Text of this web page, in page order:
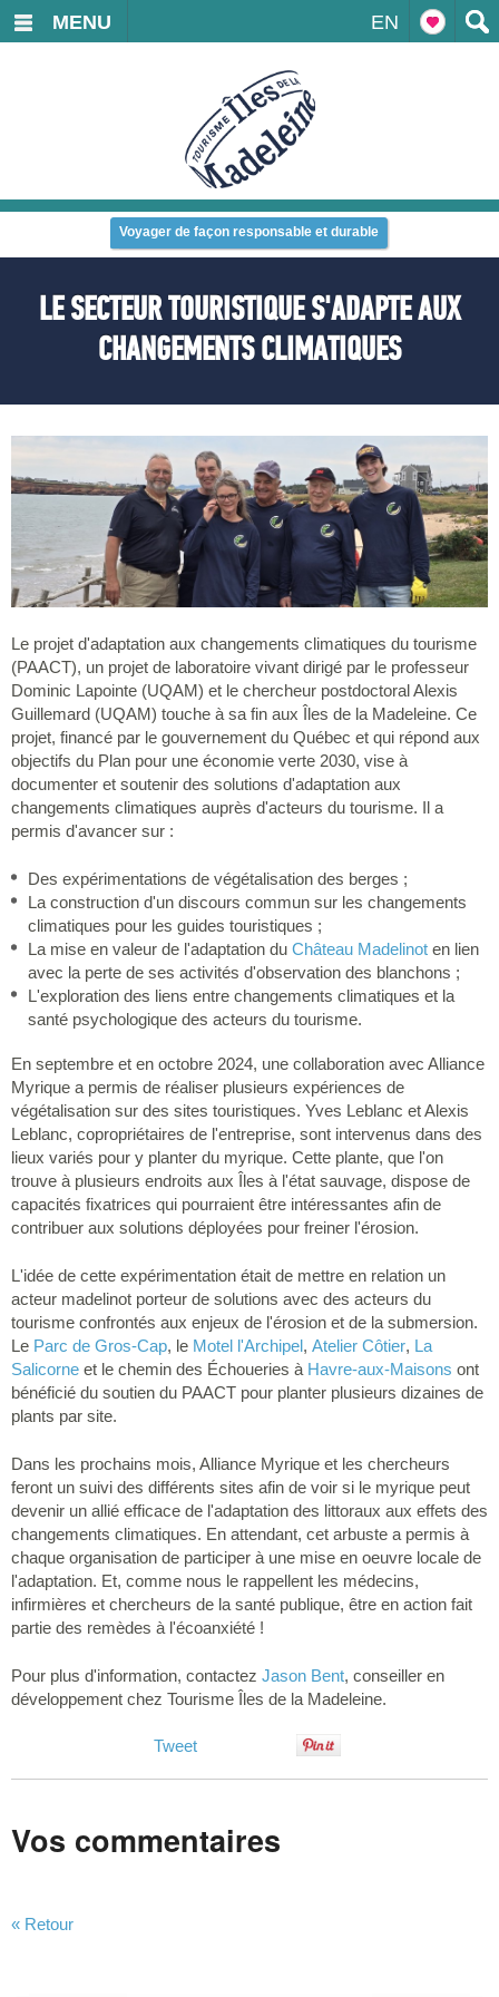
EN
MENU
Voyager de façon responsable et durable
LE SECTEUR TOURISTIQUE S'ADAPTE AUX
CHANGEMENTS CLIMATIQUES
Le projet d'adaptation aux changements climatiques du tourisme
(PAACT), un projet de laboratoire vivant dirigé par le professeur
Dominic Lapointe (UQAM) et le chercheur postdoctoral Alexis
Guillemard (UQAM) touche à sa fin aux Îles de la Madeleine. Ce
projet, financé par le gouvernement du Québec et qui répond aux
objectifs du Plan pour une économie verte 2030, vise à
documenter et soutenir des solutions d'adaptation aux
changements climatiques auprès d'acteurs du tourisme. Il a
permis d'avancer sur :
Des expérimentations de végétalisation des berges ;
La construction d'un discours commun sur les changements
climatiques pour les guides touristiques ;
La mise en valeur de l'adaptation du Château Madelinot en lien
avec la perte de ses activités d'observation des blanchons ;
L'exploration des liens entre changements climatiques et la
santé psychologique des acteurs du tourisme.
En septembre et en octobre 2024, une collaboration avec Alliance
Myrique a permis de réaliser plusieurs expériences de
végétalisation sur des sites touristiques. Yves Leblanc et Alexis
Leblanc, copropriétaires de l'entreprise, sont intervenus dans des
lieux variés pour y planter du myrique. Cette plante, que l'on
trouve à plusieurs endroits aux Îles à l'état sauvage, dispose de
capacités fixatrices qui pourraient être intéressantes afin de
contribuer aux solutions déployées pour freiner l'érosion.
L'idée de cette expérimentation était de mettre en relation un
acteur madelinot porteur de solutions avec des acteurs du
tourisme confrontés aux enjeux de l'érosion et de la submersion.
Le Parc de Gros-Cap, le Motel l'Archipel, Atelier Côtier, La
Salicorne et le chemin des Échoueries à Havre-aux-Maisons ont
bénéficié du soutien du PAACT pour planter plusieurs dizaines de
plants par site.
Dans les prochains mois, Alliance Myrique et les chercheurs
feront un suivi des différents sites afin de voir si le myrique peut
devenir un allié efficace de l'adaptation des littoraux aux effets des
changements climatiques. En attendant, cet arbuste a permis à
chaque organisation de participer à une mise en oeuvre locale de
l'adaptation. Et, comme nous le rappellent les médecins,
infirmières et chercheurs de la santé publique, être en action fait
partie des remèdes à l'écoanxiété !
Pour plus d'information, contactez Jason Bent, conseiller en
développement chez Tourisme Îles de la Madeleine.
Tweet
Vos commentaires
« Retour